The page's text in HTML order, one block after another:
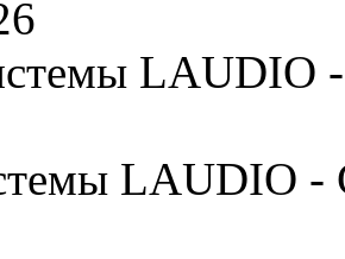
LAUDIO -